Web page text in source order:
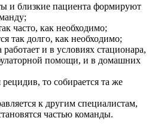
и близкие пациента формируют
часто, как необходимо;
так долго, как необходимо;
и в условиях стационара,
помощи, и в домашних
то собирается та же
к другим специалистам,
частью команды.